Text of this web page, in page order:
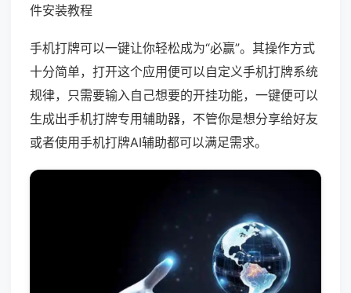
件安装教程
手机打牌可以一键让你轻松成为“必赢”。其操作方式
十分简单，打开这个应用便可以自定义手机打牌系统
规律，只需要输入自己想要的开挂功能，一键便可以
生成出手机打牌专用辅助器，不管你是想分享给好友
或者使用手机打牌AI辅助都可以满足需求。